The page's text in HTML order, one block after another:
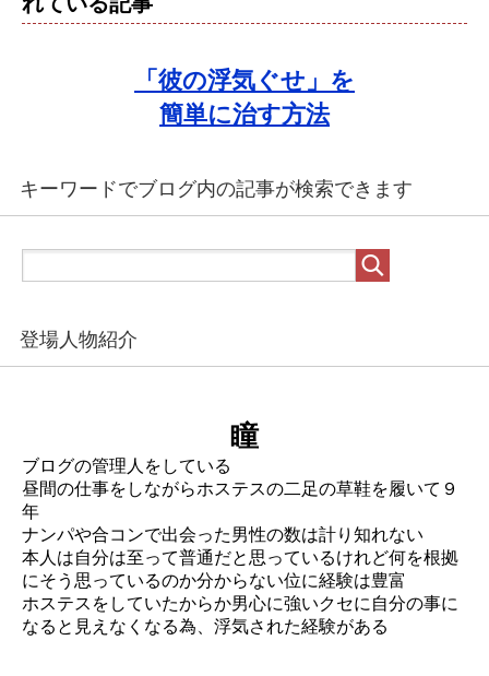
「彼の浮気ぐせ」を
簡単に治す方法
キーワードでブログ内の記事が検索できます
登場人物紹介
瞳
ブログの管理人をしている
昼間の仕事をしながらホステスの二足の草鞋を履いて９
年
ナンパや合コンで出会った男性の数は計り知れない
本人は自分は至って普通だと思っているけれど何を根拠
にそう思っているのか分からない位に経験は豊富
ホステスをしていたからか男心に強いクセに自分の事に
なると見えなくなる為、浮気された経験がある